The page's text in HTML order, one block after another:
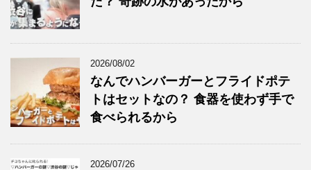
2026/08/02
なんでハンバーガーとフライドポテ
トはセットなの？ 食器を使わず手で
食べられるから
2026/07/26